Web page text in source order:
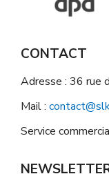
CONTACT
Adresse : 36 rue
Mail :
Service